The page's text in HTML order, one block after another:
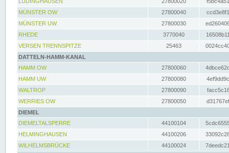
MÜNSTER OW
27800040
MÜNSTER UW
27800030
RHEDE
3770040
VERSEN TRENNSPITZE
25463
DATTELN-HAMM-KANAL
HAMM OW
27800060
HAMM UW
27800080
WALTROP
27800090
WERRIES OW
27800050
DIEMEL
DIEMELTALSPERRE
44100104
HELMINGHAUSEN
44100206
WILHELMSBRÜCKE
44100024